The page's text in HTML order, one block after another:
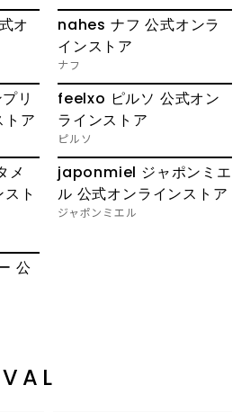
FAQ
SHOPPING GUIDE
MY PAGE
FAVORITE
LOGIN
オ
nahes ナフ 公式オンラ
インストア
ナフ
リ
トア
feelxo ピルソ 公式オン
ラインストア
ピルソ
メ
ト
japonmiel ジャポンミエ
ル 公式オンラインストア
ジャポンミエル
公